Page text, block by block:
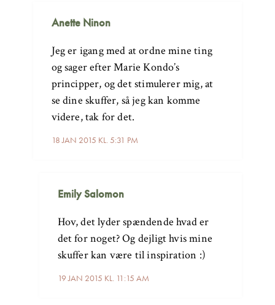
Anette Ninon
18 JAN 2015 KL. 5:31 PM
Jeg er igang med at ordne mine ting
og sager efter Marie Kondo’s
principper, og det stimulerer mig, at
se dine skuffer, så jeg kan komme
videre, tak for det.
Emily Salomon
19 JAN 2015 KL. 11:15 AM
Hov, det lyder spændende hvad er
det for noget? Og dejligt hvis mine
skuffer kan være til inspiration :)